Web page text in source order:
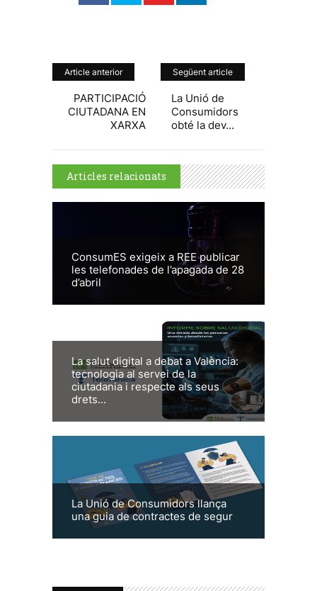
Article anterior
PARTICIPACIÓ
CIUTADANA EN
XARXA
Següent article
La Unió de
Consumidors
obté la dev...
Articles relacionats
ConsumES exigeix a REE publicar
les telefonades de l’apagada de 28
d’abril
La salut digital a debat a València:
tecnologia al servei de la
ciutadania i respecte als seus
drets...
La Unió de Consumidors llança
una guia de contractes de segur